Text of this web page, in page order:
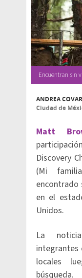
Encuentran sin
ANDREA
Ciudad de
Matt
Discovery
(Mi
encontrado
en el
Unidos.
La
integrantes
locales